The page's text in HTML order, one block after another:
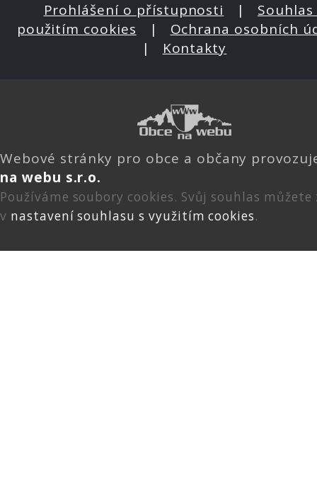
Prohlášení o přístupnosti | Souhlas
použitím cookies | Ochrana osobních
| Kontakty
Webové stránky pro obce a občany
na webu s.r.o.
Používáme soubory cookies. Svůj souhlas
v nastavení souhlasu s využitím cookies.